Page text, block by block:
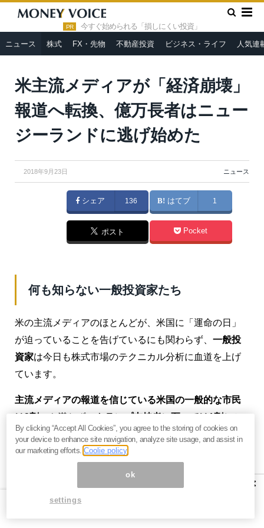
PR 今すぐ始められる「損しにくい投資」
ニュース 株式 FX・先物 不動産投資 ビジネス・ライフ 人気連
HOME » ニュース »
米主流メディアが「経済崩壊」報道へ転
換、億万長者はニュージーランドに逃げ始めた
米主流メディアが「経済崩壊」
報道へ転換、億万長者はニュー
ジーランドに逃げ始めた
2018年9月23日 ニュース
シェア 136 はてブ 1
ポスト Pocket
何も知らない一般投資家たち
米の主流メディアのほとんどが、米国に「運命の日」
が迫っていることを告げているにも関わらず、 一般投
資家は今日も株式市場のテクニカル分析に血道を上げ
ています。
主流メディアの報道を信じている米国の一般的な市民
は3割にも満たず、トランプ支持者に至っては1割しか
いないのです。
それでも彼らは、今でも自分に都合のいいように解釈
どうせメディアの言うことだ。
×
By clicking “Accept All Cookies”, you agree to the storing of cookies on
your device to enhance site navigation, analyze site usage, and assist in
our marketing efforts.Coolie policy
ok
settings